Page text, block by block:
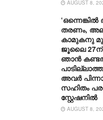
AUGUST 8,
തരണം,
കാമുകനു
ജൂലൈ 27ന്
ഞാൻ
അവർ
സഹിതം
സ്റ്റേഷനിൽ
AUGUST 8,